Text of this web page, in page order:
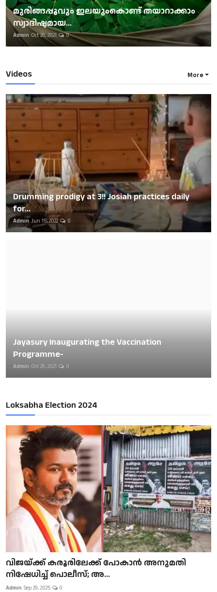
മുരിങ്ങപ്പൂവും ഇലയുംകൊണ്ട് തയാറാക്കാം
സ്വാദിഷ്ടമായ...
Admin Oct 29, 2021 0
Videos More
Drumming prodigy at 3!! Josiah practices daily
for...
Admin Jun 15, 2022 0
Jayasury Inaugurating the Vaccination
Programme-
Admin Oct 29, 2021 0
Loksabha Election 2024
വിജയ്ക്ക് കരൂരിലേക്ക് പോകാൻ അനുമതി
നിഷേധിച്ച് പൊലീസ്; അ...
Admin Sep 29, 2025 0